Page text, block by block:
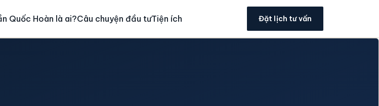
Quốc Hoàn là ai?Câu chuyện đầu tưTiện ích Đặt lịch tư vấn